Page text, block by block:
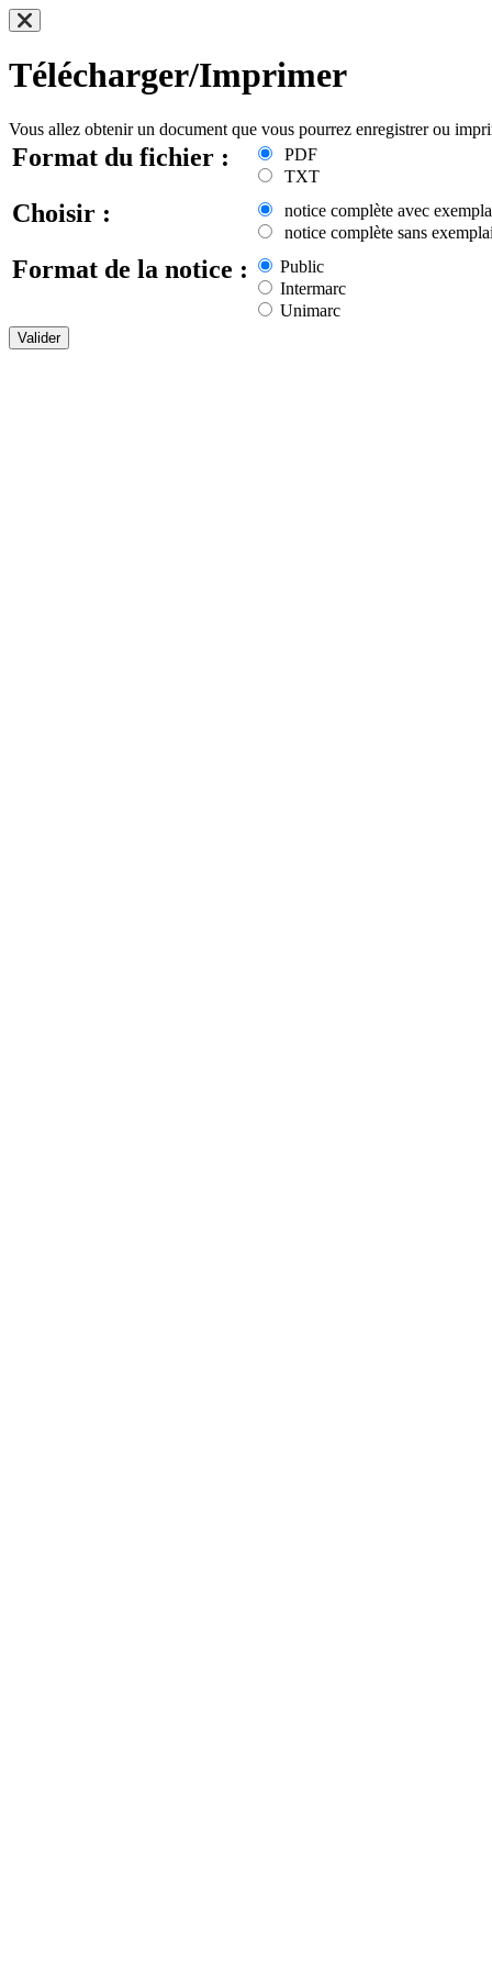
Télécharger/Imprimer
Vous allez obtenir un document que vous pourrez enregistrer ou
Format du fichier :
PDF
TXT
Choisir :
notice complète avec
notice complète sans
Format de la notice :
Public
Intermarc
Unimarc